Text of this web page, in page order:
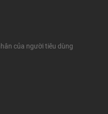
của người tiêu dùng